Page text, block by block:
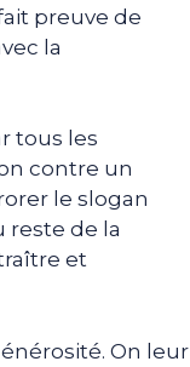
preuve de
la
tous les
contre un
le slogan
reste de la
et
On leur